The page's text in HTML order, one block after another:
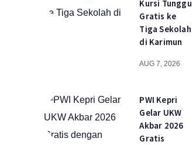
Kursi Tunggu
Gratis ke
Tiga Sekolah
di Karimun
AUG 7, 2026
PWI Kepri
Gelar UKW
Akbar 2026
Gratis